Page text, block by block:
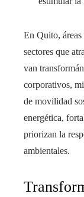
En Quito,
sectores que
van
corporativos,
de movilidad
energética,
priorizan la
ambientales.